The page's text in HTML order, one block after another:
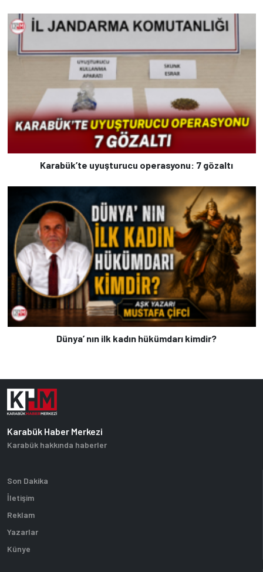
Karabük’te uyuşturucu operasyonu: 7 gözaltı
Dünya’ nın ilk kadın hükümdarı kimdir?
Karabük Haber Merkezi
Karabük hakkında haberler
Son Dakika
İletişim
Reklam
Yazarlar
Künye